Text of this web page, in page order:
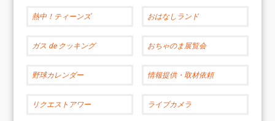
熱中！ティーンズ おはなしランド
ガス de クッキング おちゃのま展覧会
野球カレンダー 情報提供・取材依頼
リクエストアワー ライブカメラ